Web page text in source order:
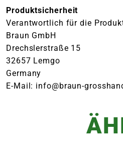
Produktsicherheit
Verantwortlich für die
Braun GmbH
Drechslerstraße 15
32657 Lemgo
Germany
E-Mail: info@braun-